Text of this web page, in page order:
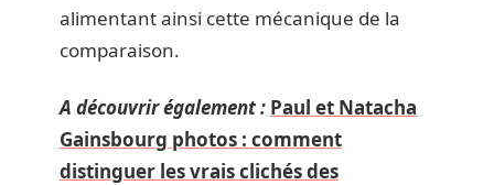
alimentant ainsi cette mécanique de la
comparaison.
A découvrir également : Paul et Natacha
Gainsbourg photos : comment
distinguer les vrais clichés des